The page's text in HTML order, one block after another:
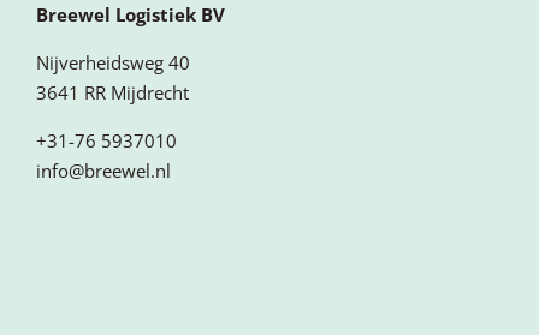
Breewel Logistiek BV
Nijverheidsweg 40
3641 RR Mijdrecht
+31-76 5937010
info@breewel.nl